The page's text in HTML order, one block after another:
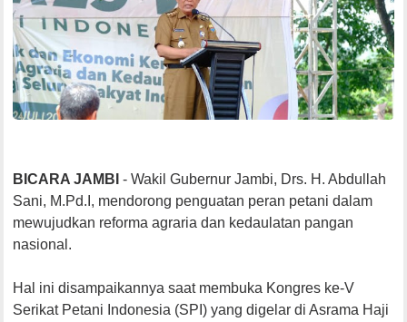
BICARA JAMBI- Wakil Gubernur Jambi, Drs. H. Abdullah
Sani, M.Pd.I, mendorong penguatan peran petani dalam
mewujudkan reforma agraria dan kedaulatan pangan
nasional.
Hal ini disampaikannya saat membuka Kongres ke-V
Serikat Petani Indonesia (SPI) yang digelar di Asrama Haji